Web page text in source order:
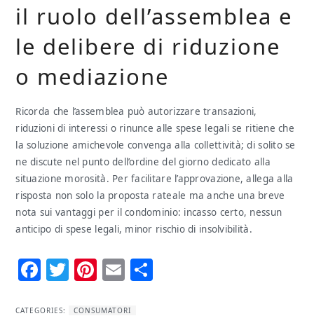
il ruolo dell’assemblea e
le delibere di riduzione
o mediazione
Ricorda che l’assemblea può autorizzare transazioni,
riduzioni di interessi o rinunce alle spese legali se ritiene che
la soluzione amichevole convenga alla collettività; di solito se
ne discute nel punto dell’ordine del giorno dedicato alla
situazione morosità. Per facilitare l’approvazione, allega alla
risposta non solo la proposta rateale ma anche una breve
nota sui vantaggi per il condominio: incasso certo, nessun
anticipo di spese legali, minor rischio di insolvibilità.
Facebook
Twitter
Pinterest
Email
CATEGORIES: CONSUMATORI